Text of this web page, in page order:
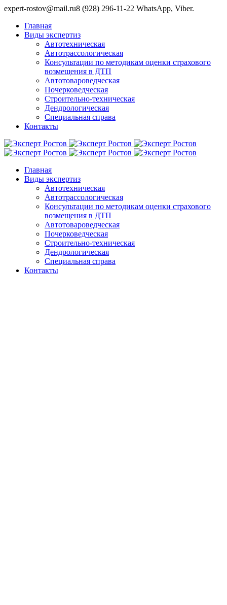
expert-rostov@mail.ru8 (928) 296-11-22 WhatsApp, Viber.
Главная
Виды экспертиз
Автотехническая
Автотрассологическая
Консультации по методикам оценки страхового
возмещения в ДТП
Автотовароведческая
Почерковедческая
Строительно-техническая
Дендрологическая
Специальная справа
Контакты
Главная
Виды экспертиз
Автотехническая
Автотрассологическая
Консультации по методикам оценки страхового
возмещения в ДТП
Автотовароведческая
Почерковедческая
Строительно-техническая
Дендрологическая
Специальная справа
Контакты